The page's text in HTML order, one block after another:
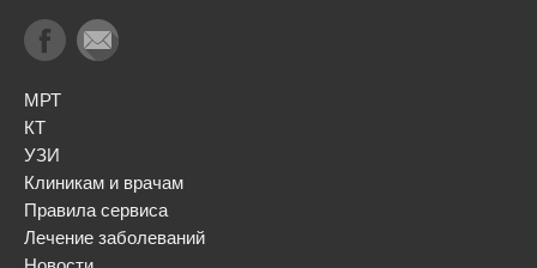
МРТ
КТ
УЗИ
Клиникам и врачам
Правила сервиса
Лечение заболеваний